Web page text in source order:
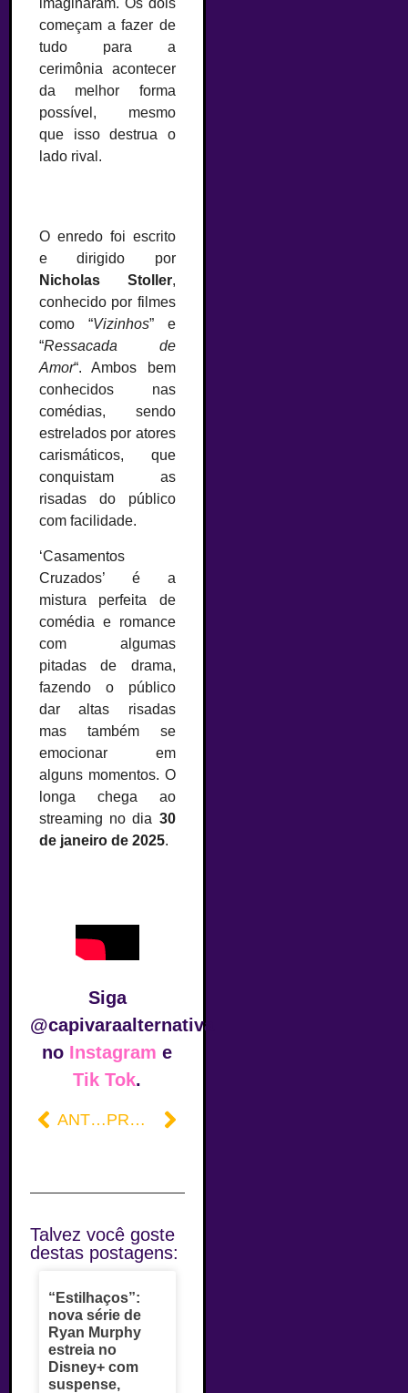
começam a fazer de
tudo para a
cerimônia acontecer
da melhor forma
possível, mesmo
que isso destrua o
lado rival.
O enredo foi escrito
e dirigido por
Nicholas Stoller,
conhecido por filmes
como “Vizinhos” e
“Ressacada de
Amor“. Ambos bem
conhecidos nas
comédias, sendo
estrelados por atores
carismáticos, que
conquistam as
risadas do público
com facilidade.
‘Casamentos
Cruzados’ é a
mistura perfeita de
comédia e romance
com algumas
pitadas de drama,
fazendo o público
dar altas risadas
mas também se
emocionar em
alguns momentos. O
longa chega ao
streaming no dia 30
de janeiro de 2025.
Siga
@capivaraalternativa
no Instagram e
Tik Tok.
ANTERIOR PRÓXIMO
Talvez você goste
destas postagens:
“Estilhaços”:
nova série de
Ryan Murphy
estreia no
Disney+ com
suspense,